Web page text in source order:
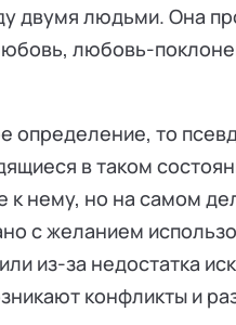
двумя людьми. Она
любовь-
определение, то
в таком
к нему, но на самом
с желанием
из-за недостатка
конфликты и